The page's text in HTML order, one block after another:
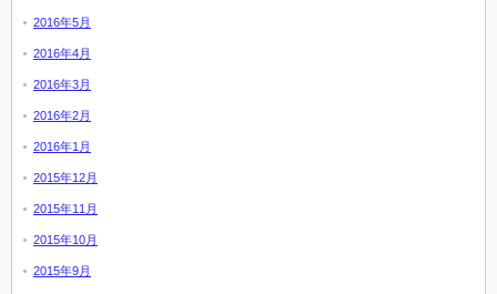
2016年5月
2016年4月
2016年3月
2016年2月
2016年1月
2015年12月
2015年11月
2015年10月
2015年9月